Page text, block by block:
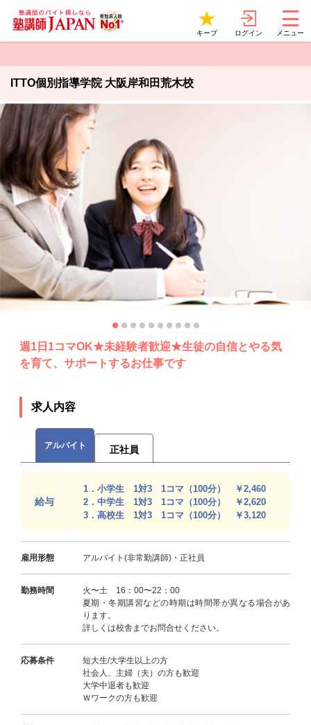
キープ ログイン メニュー
ITTO個別指導学院 大阪岸和田荒木校
週1日1コマOK★未経験者歓迎★生徒の自信とやる気
を育て、サポートするお仕事です
求人内容
アルバイト 正社員
給与
1．小学生 1対3 1コマ（100分） ￥2,460
2．中学生 1対3 1コマ（100分） ￥2,620
3．高校生 1対3 1コマ（100分） ￥3,120
雇用形態 アルバイト(非常勤講師)・正社員
勤務時間
火〜土 16：00〜22：00
夏期・冬期講習などの時期は時間帯が異なる場合があ
ります。
詳しくは校舎までお問合せください。
応募条件
短大生/大学生以上の方
社会人、主婦（夫）の方も歓迎
大学中退者も歓迎
Ｗワークの方も歓迎